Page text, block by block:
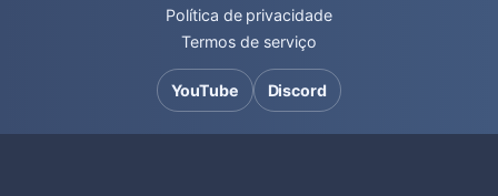
Política de privacidade
Termos de serviço
YouTube Discord